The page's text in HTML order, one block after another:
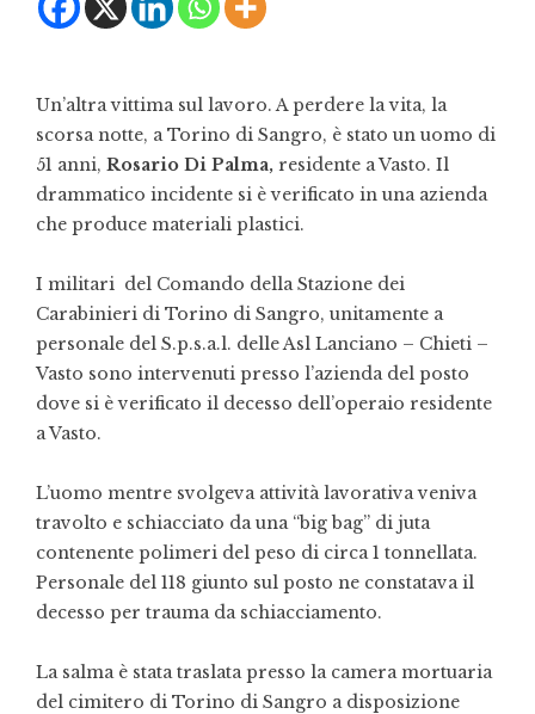
Un’altra vittima sul lavoro. A perdere la vita, la
scorsa notte, a Torino di Sangro, è stato un uomo di
51 anni, Rosario Di Palma, residente a Vasto. Il
drammatico incidente si è verificato in una azienda
che produce materiali plastici.
I militari del Comando della Stazione dei
Carabinieri di Torino di Sangro, unitamente a
personale del S.p.s.a.l. delle Asl Lanciano – Chieti –
Vasto sono intervenuti presso l’azienda del posto
dove si è verificato il decesso dell’operaio residente
a Vasto.
L’uomo mentre svolgeva attività lavorativa veniva
travolto e schiacciato da una “big bag” di juta
contenente polimeri del peso di circa 1 tonnellata.
Personale del 118 giunto sul posto ne constatava il
decesso per trauma da schiacciamento.
La salma è stata traslata presso la camera mortuaria
del cimitero di Torino di Sangro a disposizione